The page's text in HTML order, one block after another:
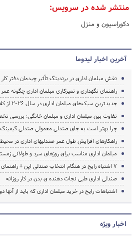
منتشر شده در سرویس:
دکوراسیون و منزل
آخرین اخبار لیدوما
نقش مبلمان اداری در برندینگ تأثیر چیدمان دفتر
راهنمای نگهداری و تمیزکاری مبلمان اداری چگونه
جدیدترین سبک‌های مبلمان اداری در سال ۲۰۲۶ از کلاسیک تا مینیمال
تفاوت بین مبلمان اداری و مبلمان خانگی؛ بررسی
چرا بهتر است به جای صندلی معمولی صندلی
راهکارهای افزایش طول عمر صندلیهای اداری در محیط
مبلمان اداری مناسب برای روزهای سرد و طولانی
۷ اشتباه رایج در هنگام انتخاب صندلی اپن + راهنمای انتخاب مناسب
صندلی اداری طبی نجات دهنده ی بدن در کار روزانه
اشتباهات رایج در خرید مبلمان اداری که باید از آنها
اخبار ویژه